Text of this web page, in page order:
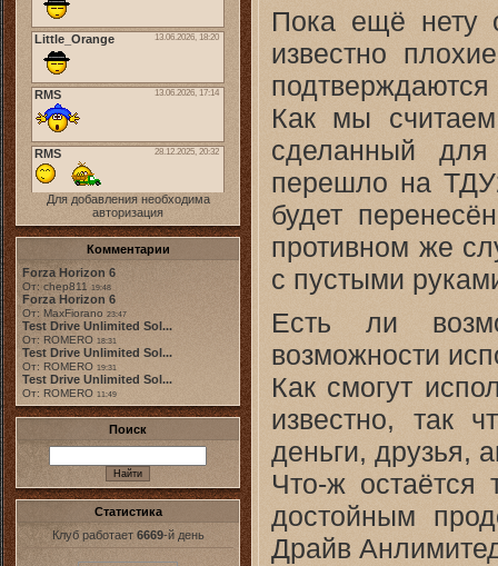
Для добавления необходима
авторизация
Комментарии
Forza Horizon 6
От: chep811 19:48
Forza Horizon 6
От: MaxFiorano 23:47
Test Drive Unlimited Sol...
От: ROMERO 18:31
Test Drive Unlimited Sol...
От: ROMERO 19:31
Test Drive Unlimited Sol...
От: ROMERO 11:49
Поиск
Статистика
Клуб работает 6669-й день
Пока ещё нету
известно
подтверждаются
Как мы
сделанный
перешло на
будет
противном же
с пустыми
Есть ли
возможности
Как смогут
известно, так
деньги, друзья,
Что-ж остаётся
достойным
Драйв